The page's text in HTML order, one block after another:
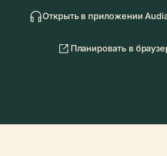
Открыть в приложении
Планировать в